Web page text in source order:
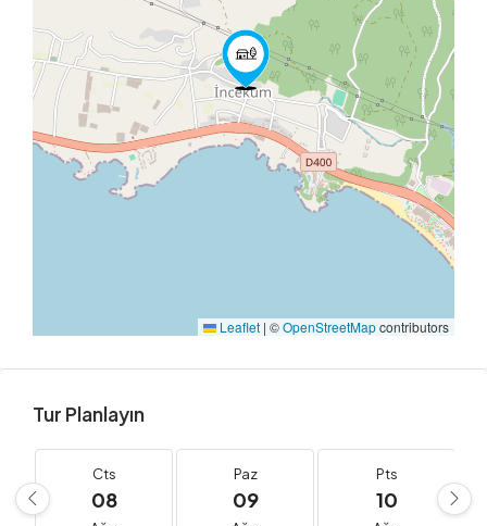
Leaflet | ©OpenStreetMapcontributors
Tur Planlayın
Cts
08
Paz
09
Pts
10